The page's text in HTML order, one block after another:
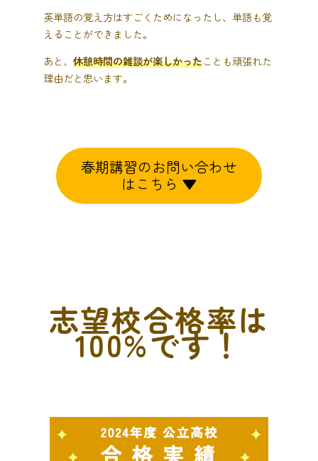
英単語の覚え方はすごくためになったし、単語も覚
えることができました。
あと、休憩時間の雑談が楽しかったことも頑張れた
理由だと思います。
春期講習のお問い合わせ
はこちら ▼
志望校合格率は
100%です！